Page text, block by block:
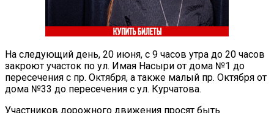
На следующий день, 20 июня, с 9 часов утра до 20 часов
закроют участок по ул. Имая Насыри от дома №1 до
пересечения с пр. Октября, а также малый пр. Октября от
дома №33 до пересечения с ул. Курчатова.
Участников дорожного движения просят быть